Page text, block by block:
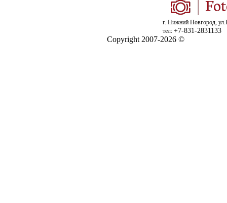
г. Нижний Новгород,
тел: +7-831-2831133
Copyright 2007-2026 ©